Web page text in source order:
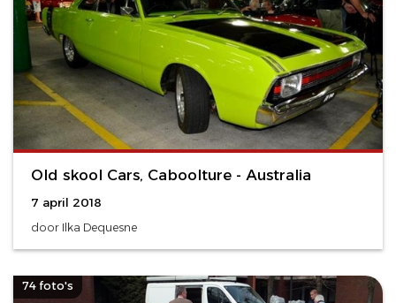
Old skool Cars, Caboolture - Australia
7 april 2018
door Ilka Dequesne
74 foto's